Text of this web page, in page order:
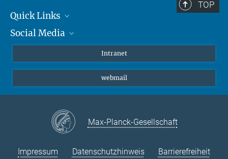
TOP
Quick Links
Student*innen/Wissenschaftler*innen
Social Media
Bluesky
YouTube
Intranet
webmail
Max-Planck-Gesellschaft
Impressum Datenschutzhinweis Barrierefreiheit